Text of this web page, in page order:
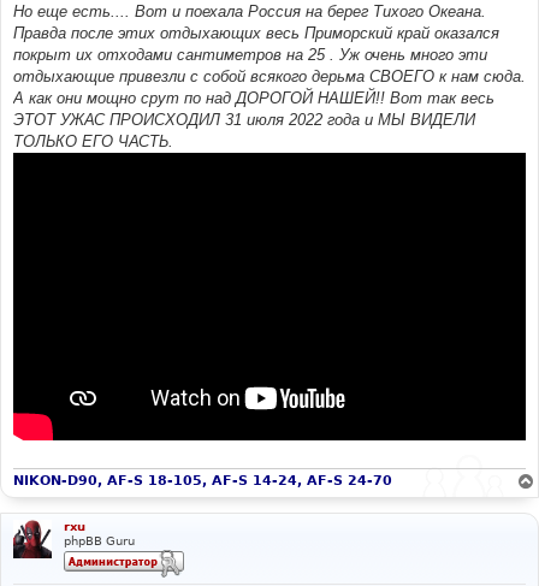
Но еще есть.... Вот и поехала Россия на берег Тихого Океана.
Правда после этих отдыхающих весь Приморский край оказался
покрыт их отходами сантиметров на 25 . Уж очень много эти
отдыхающие привезли с собой всякого дерьма СВОЕГО к нам сюда.
А как они мощно срут по над ДОРОГОЙ НАШЕЙ!! Вот так весь
ЭТОТ УЖАС ПРОИСХОДИЛ 31 июля 2022 года и МЫ ВИДЕЛИ
ТОЛЬКО ЕГО ЧАСТЬ.
NIKON-D90, AF-S 18-105, AF-S 14-24, AF-S 24-70
rxu
phpBB Guru